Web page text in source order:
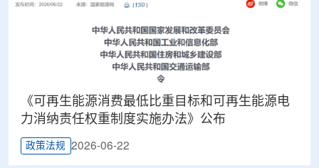
《可再生能源消费最低比重目标和可再生能源电
力消纳责任权重制度实施办法》公布
政策法规 2026-06-22